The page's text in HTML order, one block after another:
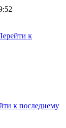
к
к последнему